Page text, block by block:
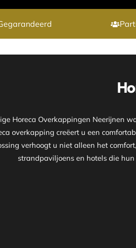
Horeca Overkappingen Neerijnen
overkapping creëert u een
verhoogt u niet alleen het
strandpaviljoens en hotels die